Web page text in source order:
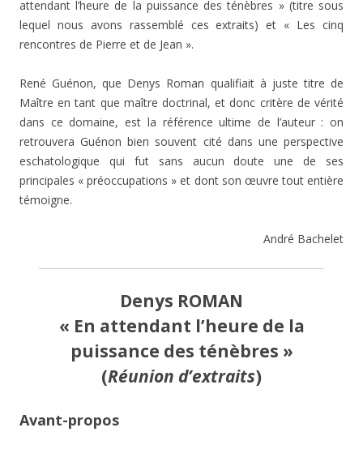
attendant l’heure de la puissance des ténèbres » (titre sous
lequel nous avons rassemblé ces extraits) et « Les cinq
rencontres de Pierre et de Jean ».
René Guénon, que Denys Roman qualifiait à juste titre de
Maître en tant que maître doctrinal, et donc critère de vérité
dans ce domaine, est la référence ultime de l’auteur : on
retrouvera Guénon bien souvent cité dans une perspective
eschatologique qui fut sans aucun doute une de ses
principales « préoccupations » et dont son œuvre tout entière
témoigne.
André Bachelet
Denys ROMAN
« En attendant l’heure de la
puissance des ténèbres »
(Réunion d’extraits)
Avant-propos